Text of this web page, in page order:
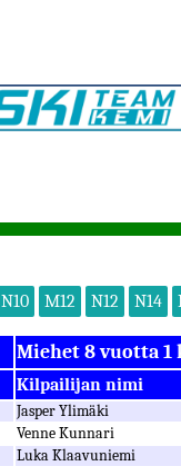
N10 M12 N12 N14
Miehet 8 vuotta 1
Kilpailijan nimi
Jasper Ylimäki
Venne Kunnari
Luka Klaavuniemi